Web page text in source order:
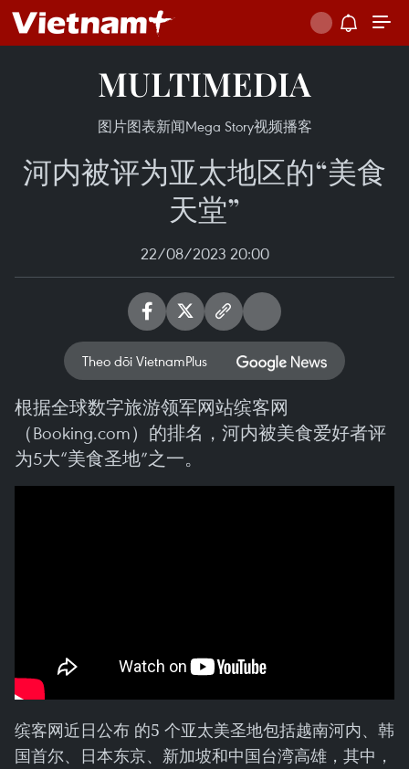
MULTIMEDIA
图片图表新闻Mega Story视频播客
河内被评为亚太地区的“美食
天堂”
22/08/2023 20:00
Theo dõi VietnamPlus
根据全球数字旅游领军网站缤客网
（Booking.com）的排名，河内被美食爱好者评
为5大“美食圣地”之一。
缤客网近日公布 的5 个亚太美圣地包括越南河内、韩
国首尔、日本东京、新加坡和中国台湾高雄，其中，